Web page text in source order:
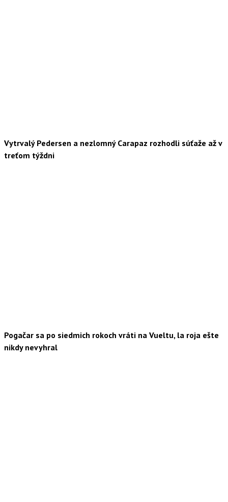
Vytrvalý Pedersen a nezlomný Carapaz rozhodli súťaže až v
treťom týždni
Pogačar sa po siedmich rokoch vráti na Vueltu, la roja ešte
nikdy nevyhral